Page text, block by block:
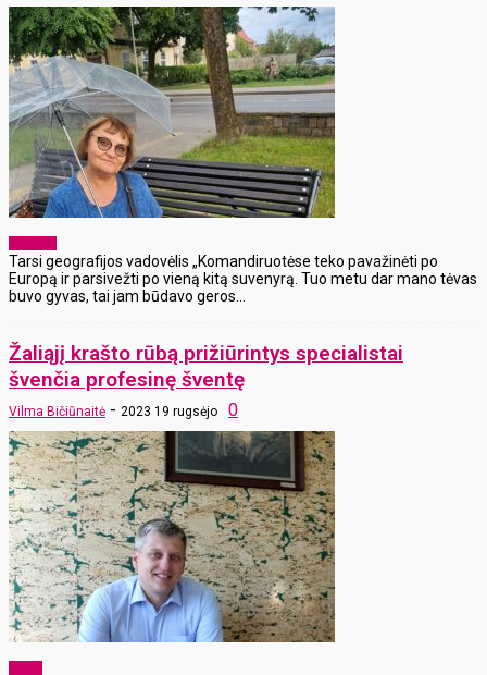
Tarsi geografijos vadovėlis „Komandiruotėse teko pavažinėti po
Europą ir parsivežti po vieną kitą suvenyrą. Tuo metu dar mano tėvas
buvo gyvas, tai jam būdavo geros...
Žaliąjį krašto rūbą prižiūrintys specialistai
švenčia profesinę šventę
Vilma Bičiūnaitė - 2023 19 rugsėjo 0